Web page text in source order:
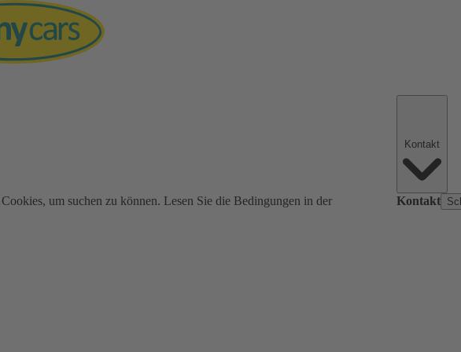
um suchen zu können. Lesen Sie die Bedingungen in der
Kontakt